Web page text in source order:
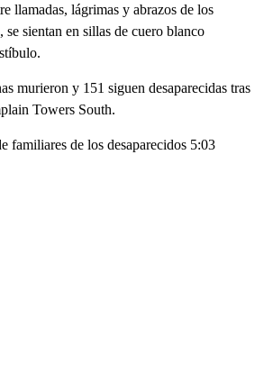
llamadas, lágrimas y abrazos de los
se sientan en sillas de cuero blanco
murieron y 151 siguen desaparecidas tras
Towers South.
familiares de los desaparecidos 5:03